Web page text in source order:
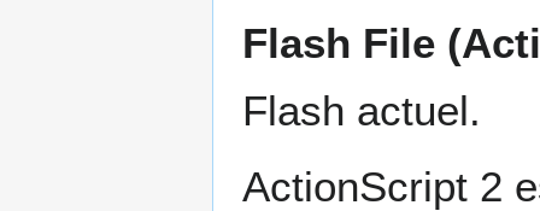
Flash File
Flash actuel.
ActionScript 2